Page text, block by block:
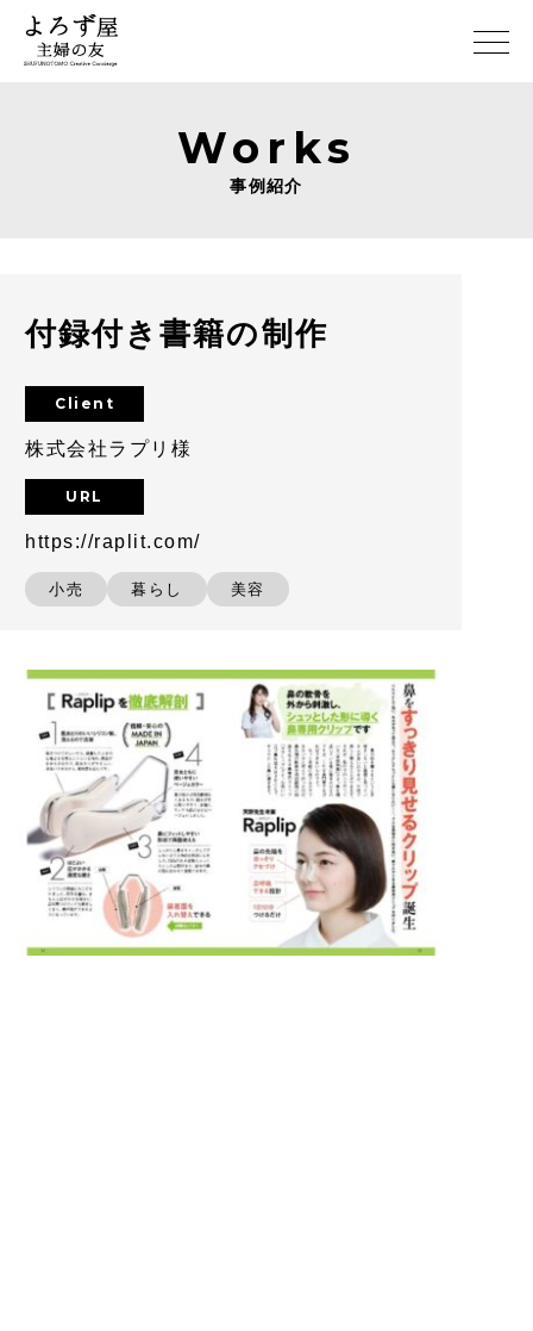
事例紹介
Works
付録付き書籍の制作
Client
株式会社ラプリ様
URL
https://raplit.com/
小売 暮らし 美容